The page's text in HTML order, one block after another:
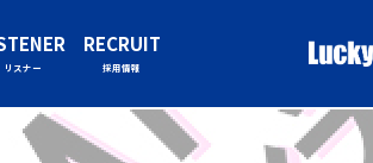
リスナー
RECRUIT
採用情報